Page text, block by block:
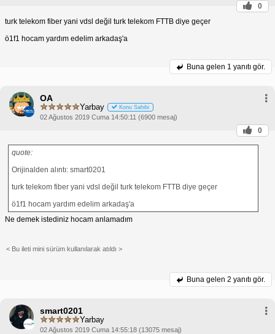
0
turk telekom fiber yani vdsl değil turk telekom FTTB diye geçer
ö1f1 hocam yardım edelim arkadaş'a
Buna gelen 1 yanıtı gör.
OA
Yarbay Konu Sahibi
02 Ağustos 2019 Cuma 14:50:11 (6900 mesaj)
0
quote:
Orijinalden alıntı: smart0201
turk telekom fiber yani vdsl değil turk telekom FTTB diye geçer
ö1f1 hocam yardım edelim arkadaş'a
Ne demek istediniz hocam anlamadım
< Bu ileti mini sürüm kullanılarak atıldı >
Buna gelen 2 yanıtı gör.
smart0201
Yarbay
02 Ağustos 2019 Cuma 14:55:18 (13075 mesaj)